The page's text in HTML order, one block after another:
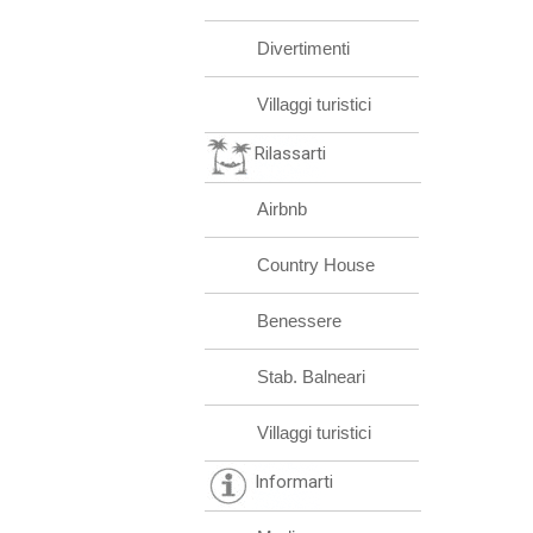
Divertimenti
Villaggi turistici
Rilassarti
Airbnb
Country House
Benessere
Stab. Balneari
Villaggi turistici
Informarti